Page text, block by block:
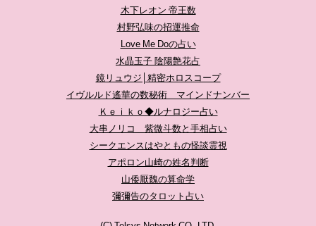
木下レオン 帝王数
村野弘味の招運推命
Love Me Doの占い
水晶玉子 陰陽艶花占
鏡リュウジ│精密ホロスコープ
イヴルルド遙華の数秘術 マインドナンバー
Ｋｅｉｋｏ◆ルナロジー占い
大串ノリコ 紫微斗数と手相占い
シークエンスはやともの怪談霊視
アポロン山崎の姓名判断
山倭厭魏の算命学
彌彌告のタロット占い